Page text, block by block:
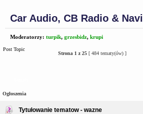
Car Audio, CB Radio & Navi
Moderatorzy: turpik, grzesbidz, krupi
Post Topic
Strona 1 z25 [ 484 tematy(ów) ]
Ogłoszenia
Tytułowanie tematow - wazne